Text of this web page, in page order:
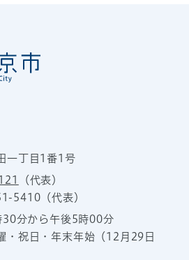
一丁目1番1号
（代表）
5410（代表）
30分から午後5時00分
・祝日・年末年始（12月29日